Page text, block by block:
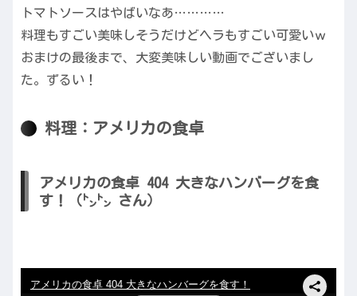
トマトソースはやばいなあ…………
料理もすごい美味しそうだけどヘラもすごい可愛いｗ
おまけの最後まで、大変美味しい動画でございまし
た。ずるい！
料理：アメリカの食卓
アメリカの食卓 404 大きなハンバーグを食
す！（㌧㌧ さん）